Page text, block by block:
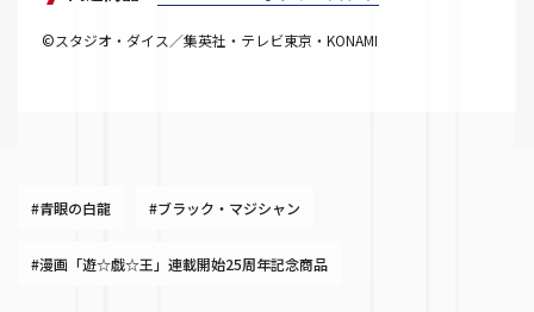
©スタジオ・ダイス／集英社・テレビ東京・KONAMI
#青眼の白龍 #ブラック・マジシャン
#漫画「遊☆戯☆王」連載開始25周年記念商品